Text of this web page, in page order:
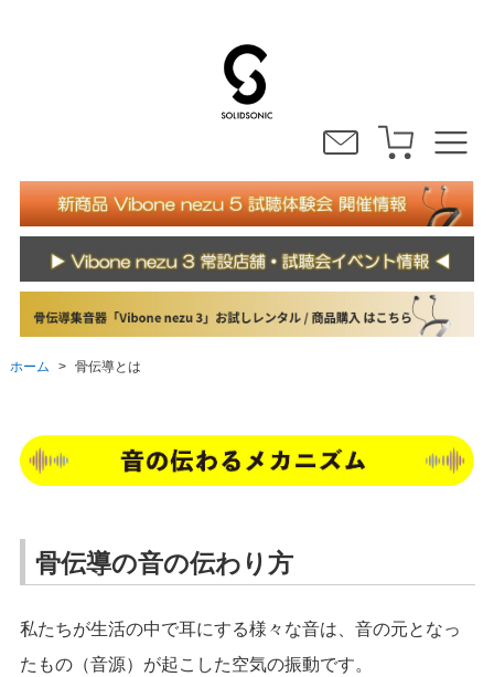
ホーム > 骨伝導とは
骨伝導の音の伝わり方
私たちが生活の中で耳にする様々な音は、音の元となっ
たもの（音源）が起こした空気の振動です。